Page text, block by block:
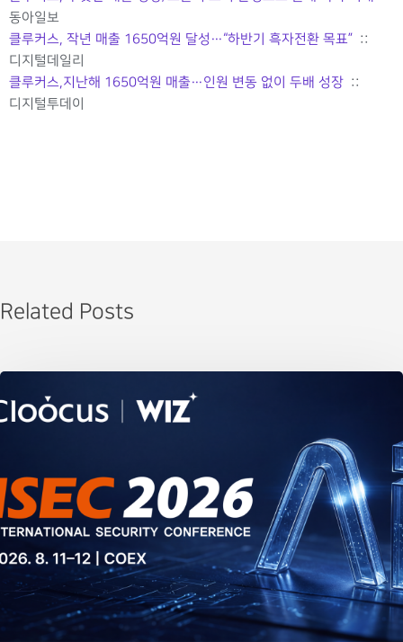
동아일보
클루커스, 작년 매출 1650억원 달성…“하반기 흑자전환 목표” ::
디지털데일리
클루커스,지난해 1650억원 매출…인원 변동 없이 두배 성장 ::
디지털투데이
Related Posts